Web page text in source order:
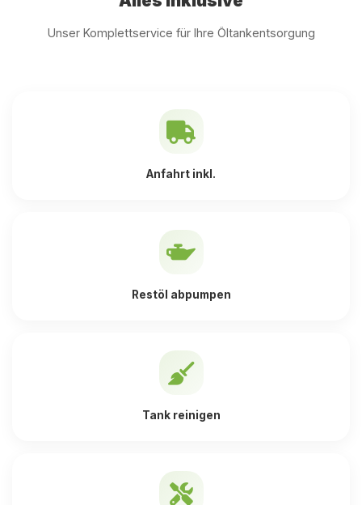
Unser Komplettservice für Ihre Öltankentsorgung
Anfahrt inkl.
Restöl abpumpen
Tank reinigen